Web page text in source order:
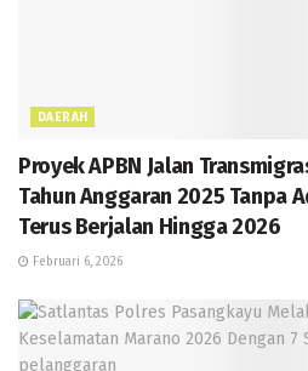
DAERAH
Proyek APBN Jalan
Tahun Anggaran 2025 Tanpa
Terus Berjalan Hingga 2026
Februari 6, 2026